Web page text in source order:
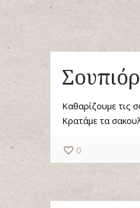
Καθαρίζουμε τις
Κρατάμε τα
0